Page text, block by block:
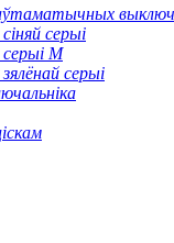
серыі
M
серыі